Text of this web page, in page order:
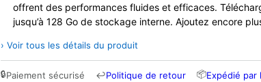
offrent des performances fluides et efficaces.
jusqu’à 128 Go de stockage interne. Ajoutez encore
› Voir tous les détails du produit
🔒Paiement sécurisé ↩Politique de retour 📦Expédié par